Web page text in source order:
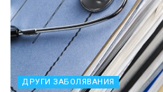
ДРУГИ ЗАБОЛЯВАНИЯ